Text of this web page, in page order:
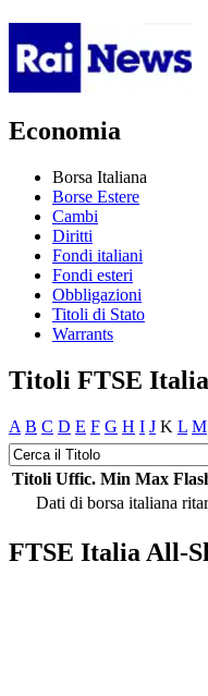
Economia
Borsa Italiana
Borse Estere
Cambi
Diritti
Fondi italiani
Fondi esteri
Obbligazioni
Titoli di Stato
Warrants
Titoli FTSE
A B C D E F G H I J K L M
Titoli Uffic. Min Max
Dati di borsa italiana
FTSE Italia All-